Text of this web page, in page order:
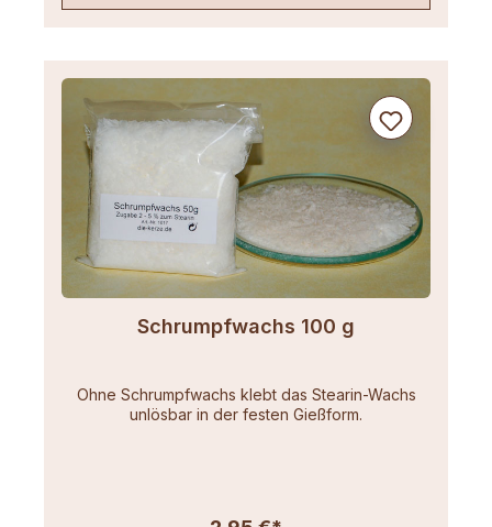
Schrumpfwachs 100 g
Ohne Schrumpfwachs klebt das Stearin-Wachs
unlösbar in der festen Gießform.